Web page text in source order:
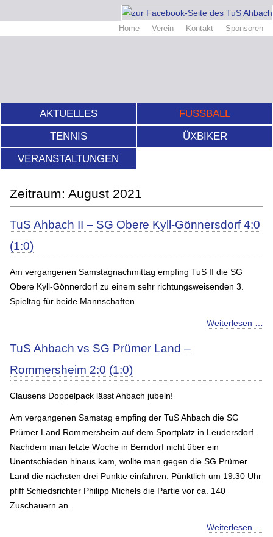
Home Verein Kontakt Sponsoren
AKTUELLES
FUSSBALL
TENNIS
ÜXBIKER
VERANSTALTUNGEN
August 2021
TuS Ahbach II – SG Obere Kyll-Gönnersdorf 4:0
(1:0)
Am vergangenen Samstagnachmittag empfing TuS II die SG
Obere Kyll-Gönnerdorf zu einem sehr richtungsweisenden 3.
Spieltag für beide Mannschaften.
Weiterlesen …
TuS Ahbach vs SG Prümer Land –
Rommersheim 2:0 (1:0)
Clausens Doppelpack lässt Ahbach jubeln!
Am vergangenen Samstag empfing der TuS Ahbach die SG
Prümer Land Rommersheim auf dem Sportplatz in Leudersdorf.
Nachdem man letzte Woche in Berndorf nicht über ein
Unentschieden hinaus kam, wollte man gegen die SG Prümer
Land die nächsten drei Punkte einfahren. Pünktlich um 19:30 Uhr
pfiff Schiedsrichter Philipp Michels die Partie vor ca. 140
Zuschauern an.
Weiterlesen …